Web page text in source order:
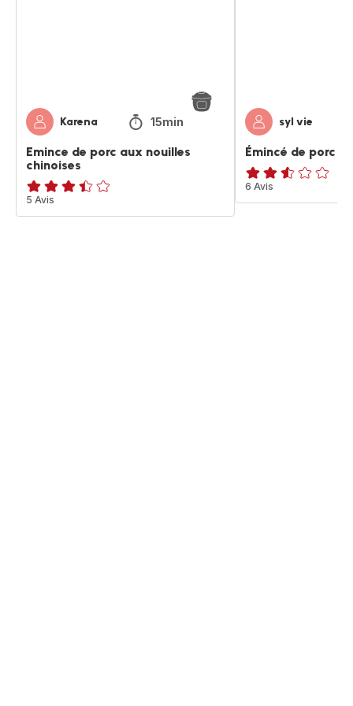
Karena 15min
Emince de porc aux nouilles
chinoises
ratings.3.4
5 Avis
syl vie
Émincé de porc
ratings.2.5
6 Avis